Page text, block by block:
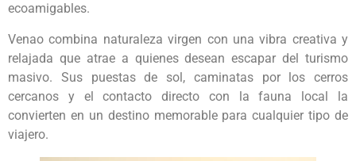
ecoamigables.
Venao combina naturaleza virgen con una vibra creativa y
relajada que atrae a quienes desean escapar del turismo
masivo. Sus puestas de sol, caminatas por los cerros
cercanos y el contacto directo con la fauna local la
convierten en un destino memorable para cualquier tipo de
viajero.